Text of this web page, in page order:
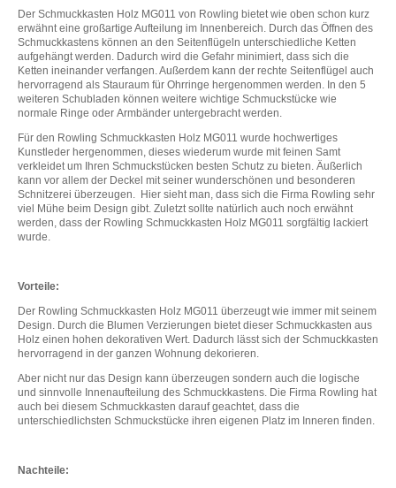
Der Schmuckkasten Holz MG011 von Rowling bietet wie oben schon kurz
erwähnt eine großartige Aufteilung im Innenbereich. Durch das Öffnen des
Schmuckkastens können an den Seitenflügeln unterschiedliche Ketten
aufgehängt werden. Dadurch wird die Gefahr minimiert, dass sich die
Ketten ineinander verfangen. Außerdem kann der rechte Seitenflügel auch
hervorragend als Stauraum für Ohrringe hergenommen werden. In den 5
weiteren Schubladen können weitere wichtige Schmuckstücke wie
normale Ringe oder Armbänder untergebracht werden.
Für den Rowling Schmuckkasten Holz MG011 wurde hochwertiges
Kunstleder hergenommen, dieses wiederum wurde mit feinen Samt
verkleidet um Ihren Schmuckstücken besten Schutz zu bieten. Äußerlich
kann vor allem der Deckel mit seiner wunderschönen und besonderen
Schnitzerei überzeugen. Hier sieht man, dass sich die Firma Rowling sehr
viel Mühe beim Design gibt. Zuletzt sollte natürlich auch noch erwähnt
werden, dass der Rowling Schmuckkasten Holz MG011 sorgfältig lackiert
wurde.
Vorteile:
Der Rowling Schmuckkasten Holz MG011 überzeugt wie immer mit seinem
Design. Durch die Blumen Verzierungen bietet dieser Schmuckkasten aus
Holz einen hohen dekorativen Wert. Dadurch lässt sich der Schmuckkasten
hervorragend in der ganzen Wohnung dekorieren.
Aber nicht nur das Design kann überzeugen sondern auch die logische
und sinnvolle Innenaufteilung des Schmuckkastens. Die Firma Rowling hat
auch bei diesem Schmuckkasten darauf geachtet, dass die
unterschiedlichsten Schmuckstücke ihren eigenen Platz im Inneren finden.
Nachteile: